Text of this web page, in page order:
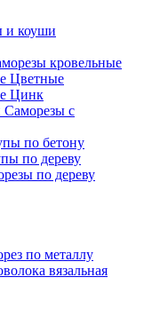
и коуши
кровельные
Цветные
Цинк
Саморезы с
по бетону
по дереву
по дереву
по металлу
вязальная